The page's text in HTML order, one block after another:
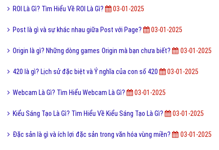
ROI Là Gì? Tìm Hiểu Về ROI Là Gì? 03-01-2025
Post là gì và sự khác nhau giữa Post với Page? 03-01-2025
Origin là gì? Những dòng games Origin mà bạn chưa biết? 03-01-2025
420 là gì? Lịch sử đặc biệt và Ý nghĩa của con số 420 03-01-2025
Webcam Là Gì? Tìm Hiểu Webcam Là Gì? 03-01-2025
Kiểu Sáng Tạo Là Gì? Tìm Hiểu Về Kiểu Sáng Tạo Là Gì? 03-01-2025
Đặc sản là gì và ích lợi đặc sản trong văn hóa vùng miền? 03-01-2025